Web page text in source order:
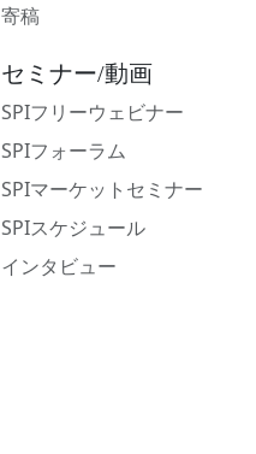
寄稿
セミナー/動画
SPIフリーウェビナー
SPIフォーラム
SPIマーケットセミナー
SPIスケジュール
インタビュー